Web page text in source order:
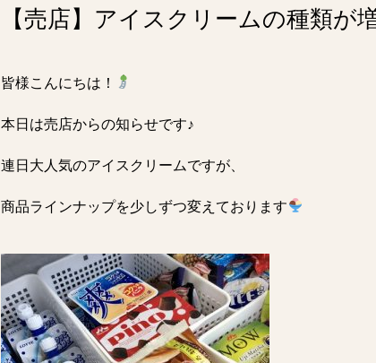
【売店】アイスクリームの種類が
皆様こんにちは！
本日は売店からの知らせです♪
連日大人気のアイスクリームですが、
商品ラインナップを少しずつ変えております